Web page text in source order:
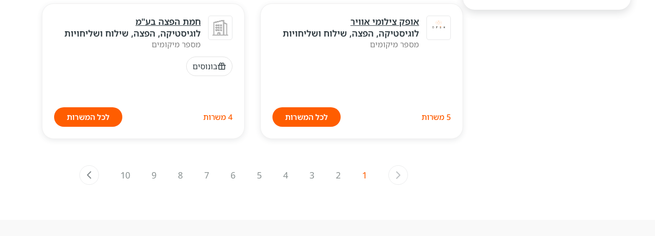
אופק צילומי אוויר
לוגיסטיקה, הפצה, שילוח ושליחויות
מספר מיקומים
5 משרות לכל המשרות
חמת הפצה בע"מ
לוגיסטיקה, הפצה, שילוח ושליחויות
מספר מיקומים
בונוסים
4 משרות לכל המשרות
1
2
3
4
5
6
7
8
9
10